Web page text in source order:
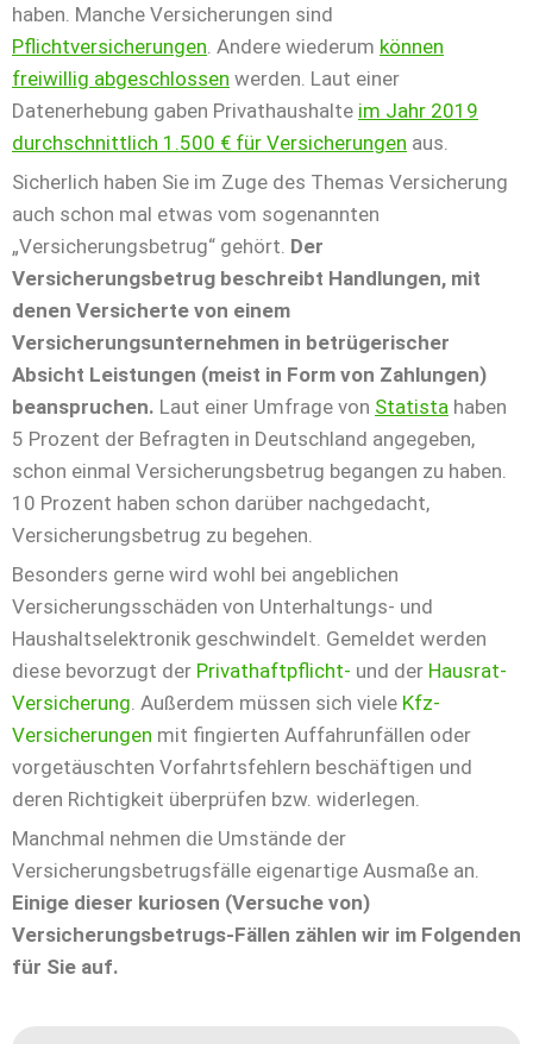
haben. Manche Versicherungen sind
Pflichtversicherungen. Andere wiederum können
freiwillig abgeschlossen werden. Laut einer
Datenerhebung gaben Privathaushalte im Jahr 2019
durchschnittlich 1.500 € für Versicherungen aus.
Sicherlich haben Sie im Zuge des Themas Versicherung
auch schon mal etwas vom sogenannten
„Versicherungsbetrug“ gehört. Der
Versicherungsbetrug beschreibt Handlungen, mit
denen Versicherte von einem
Versicherungsunternehmen in betrügerischer
Absicht Leistungen (meist in Form von Zahlungen)
beanspruchen. Laut einer Umfrage von Statista haben
5 Prozent der Befragten in Deutschland angegeben,
schon einmal Versicherungsbetrug begangen zu haben.
10 Prozent haben schon darüber nachgedacht,
Versicherungsbetrug zu begehen.
Besonders gerne wird wohl bei angeblichen
Versicherungsschäden von Unterhaltungs- und
Haushaltselektronik geschwindelt. Gemeldet werden
diese bevorzugt der Privathaftpflicht- und der Hausrat-
Versicherung. Außerdem müssen sich viele Kfz-
Versicherungen mit fingierten Auffahrunfällen oder
vorgetäuschten Vorfahrtsfehlern beschäftigen und
deren Richtigkeit überprüfen bzw. widerlegen.
Manchmal nehmen die Umstände der
Versicherungsbetrugsfälle eigenartige Ausmaße an.
Einige dieser kuriosen (Versuche von)
Versicherungsbetrugs-Fällen zählen wir im Folgenden
für Sie auf.